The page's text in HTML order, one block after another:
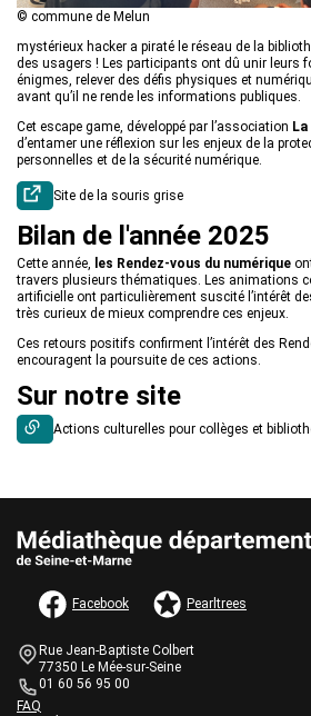
© commune de Melun
mystérieux hacker a piraté le réseau de la
des usagers ! Les participants ont dû unir leurs
énigmes, relever des défis physiques et
avant qu’il ne rende les informations publiques.
Cet escape game, développé par l’association
d’entamer une réflexion sur les enjeux de la
personnelles et de la sécurité numérique.
Site de la souris grise
Bilan de l'année 2025
Cette année, les Rendez-vous du numérique
travers plusieurs thématiques. Les animations
artificielle ont particulièrement suscité l’intérêt
très curieux de mieux comprendre ces enjeux.
Ces retours positifs confirment l’intérêt des
encouragent la poursuite de ces actions.
Sur notre site
Actions culturelles pour collèges et
AUTRES INFORMATIONS ET MENTIONS
Facebook Pearltrees
Bloc
de
texte
Informations de contact
Rue Jean-Baptiste Colbert
77350 Le Mée-sur-Seine
01 60 56 95 00
Bloc
Une question ?
FAQ